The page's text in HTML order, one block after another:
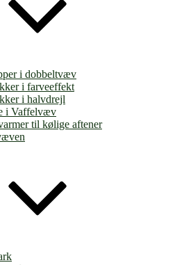
i dobbeltvæv
i farveeffekt
i halvdrejl
i Vaffelvæv
til kølige aftener